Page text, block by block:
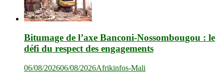
Bitumage de l’axe Banconi-Nossombougou : le
défi du respect des engagements
06/08/202606/08/2026Afrikinfos-Mali